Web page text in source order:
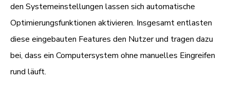
den Systemeinstellungen lassen sich automatische
Optimierungsfunktionen aktivieren. Insgesamt entlasten
diese eingebauten Features den Nutzer und tragen dazu
bei, dass ein Computersystem ohne manuelles Eingreifen
rund läuft.